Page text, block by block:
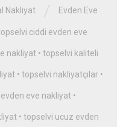
Nakliyat Evden Eve
ciddi evden eve
nakliyat • topselvi kaliteli
• topselvi nakliyatçılar •
eve nakliyat •
• topselvi ucuz evden